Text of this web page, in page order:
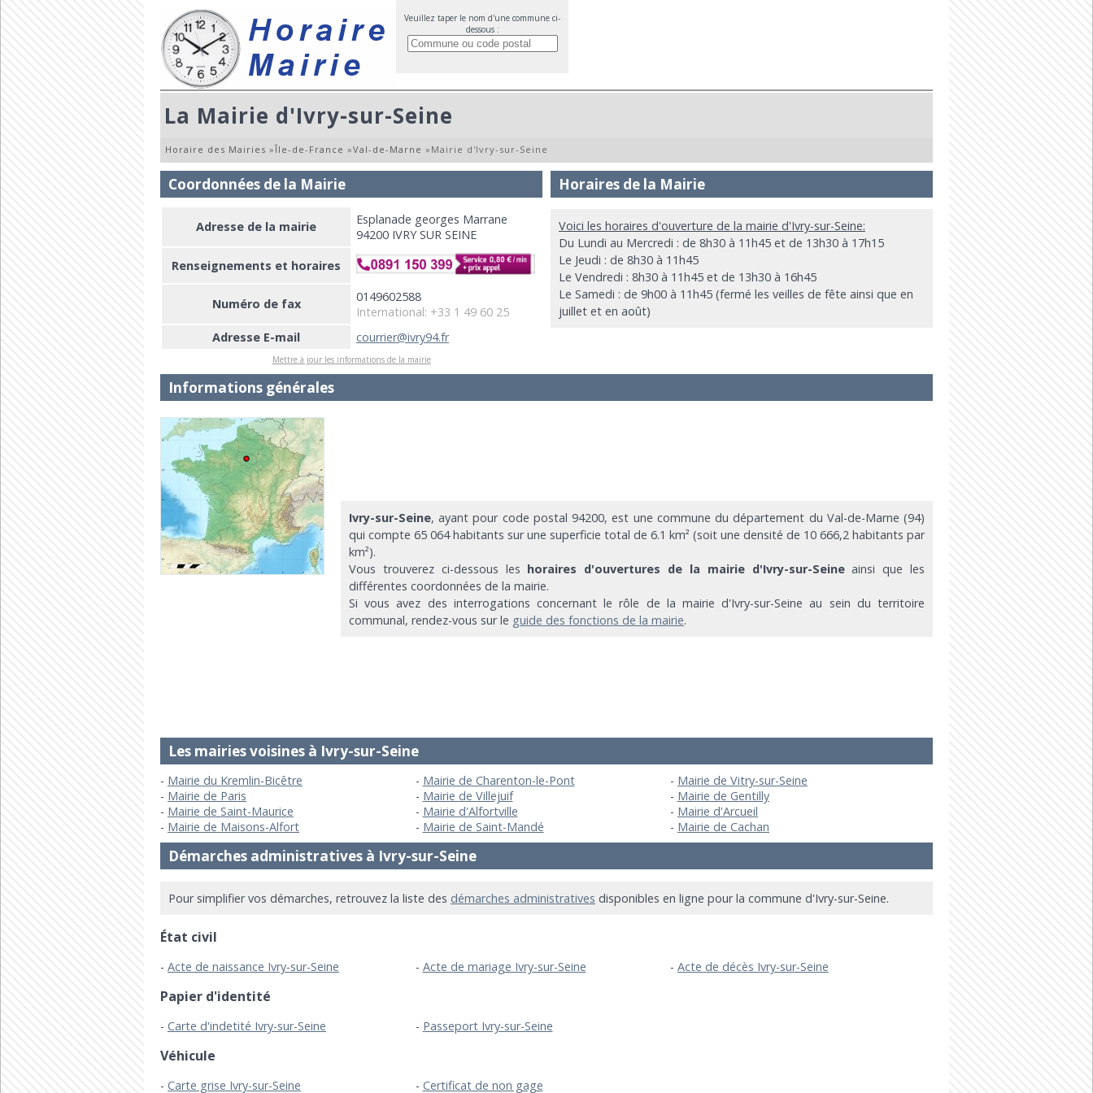
Veuillez taper le nom d'une commune ci-
dessous :
La Mairie d'Ivry-sur-Seine
Horaire des Mairies »Île-de-France »Val-de-Marne » Mairie d'Ivry-sur-Seine
Coordonnées de la Mairie
Adresse de la mairie
Esplanade georges Marrane
94200 IVRY SUR SEINE
Renseignements et horaires
Numéro de fax
0149602588
International: +33 1 49 60 25
Adresse E-mail
courrier@ivry94.fr
Mettre à jour les informations de la mairie
Horaires de la Mairie
Voici les horaires d'ouverture de la mairie d'Ivry-sur-Seine:
Du Lundi au Mercredi : de 8h30 à 11h45 et de 13h30 à 17h15
Le Jeudi : de 8h30 à 11h45
Le Vendredi : 8h30 à 11h45 et de 13h30 à 16h45
Le Samedi : de 9h00 à 11h45 (fermé les veilles de fête ainsi que en
juillet et en août)
Informations générales
Ivry-sur-Seine, ayant pour code postal 94200, est une commune du département du Val-de-Marne (94)
qui compte 65 064 habitants sur une superficie total de 6.1 km² (soit une densité de 10 666,2 habitants par
km²).
Vous trouverez ci-dessous les horaires d'ouvertures de la mairie d'Ivry-sur-Seineainsi que les
différentes coordonnées de la mairie.
Si vous avez des interrogations concernant le rôle de la mairie d'Ivry-sur-Seine au sein du territoire
communal, rendez-vous sur le guide des fonctions de la mairie.
Les mairies voisines à Ivry-sur-Seine
Mairie du Kremlin-Bicêtre Mairie de Charenton-le-Pont
Mairie de Vitry-sur-Seine
Mairie de Paris
Mairie de Villejuif
Mairie de Gentilly
Mairie de Saint-Maurice
Mairie d'Alfortville
Mairie d'Arcueil
Mairie de Maisons-Alfort
Mairie de Saint-Mandé Mairie de Cachan
Démarches administratives à Ivry-sur-Seine
Pour simplifier vos démarches, retrouvez la liste des démarches administratives disponibles en ligne pour la commune d'Ivry-sur-Seine.
État civil
Acte de naissance Ivry-sur-Seine Acte de mariage Ivry-sur-Seine Acte de décès Ivry-sur-Seine
Papier d'identité
Carte d'indetité Ivry-sur-Seine Passeport Ivry-sur-Seine
Véhicule
Carte grise Ivry-sur-Seine Certificat de non gage